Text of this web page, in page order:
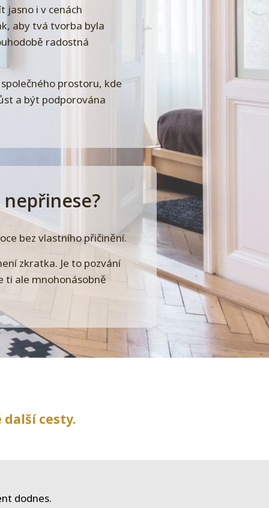
jasno i v cenách
aby tvá tvorba byla
radostná
prostoru, kde
a být podporována
bez vlastního přičinění.
zkratka. Je to pozvání
ti ale mnohonásobně
cesty.
dodnes.